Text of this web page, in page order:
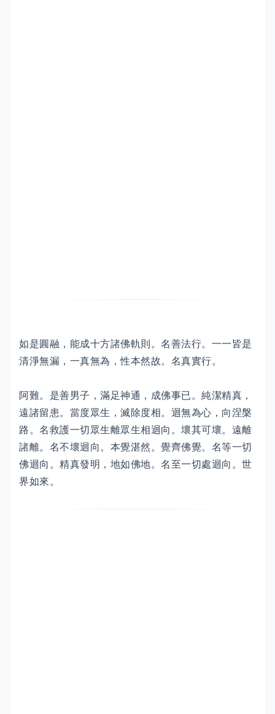
如是圓融，能成十方諸佛軌則。名善法行。一一皆是
清淨無漏，一真無為，性本然故。名真實行。
阿難。是善男子，滿足神通，成佛事已。純潔精真，
遠諸留患。當度眾生，滅除度相。迴無為心，向涅槃
路。名救護一切眾生離眾生相迴向。壞其可壞。遠離
諸離。名不壞迴向。本覺湛然。覺齊佛覺。名等一切
佛迴向。精真發明，地如佛地。名至一切處迴向。世
界如來。